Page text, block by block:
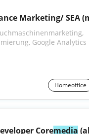
Marketing/ SEA
Homeoffice
Coremedia